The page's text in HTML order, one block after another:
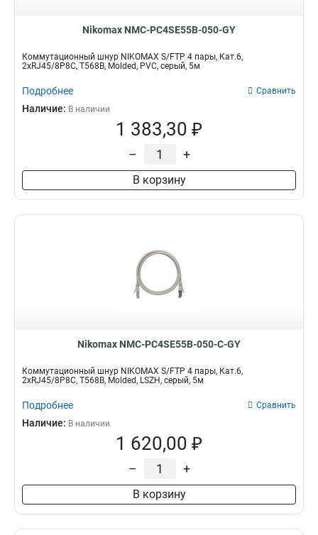
Nikomax NMC-PC4SE55B-050-GY
Коммутационный шнур NIKOMAX S/FTP 4 пары, Кат.6,
2хRJ45/8P8C, T568B, Molded, PVC, серый, 5м
Подробнее Сравнить
Наличие: В наличии
1 383,30 ₽
– +
В корзину
Nikomax NMC-PC4SE55B-050-C-GY
Коммутационный шнур NIKOMAX S/FTP 4 пары, Кат.6,
2хRJ45/8P8C, T568B, Molded, LSZH, серый, 5м
Подробнее Сравнить
Наличие: В наличии
1 620,00 ₽
– +
В корзину